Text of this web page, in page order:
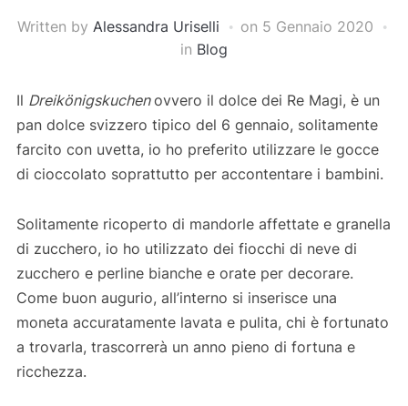
Written by Alessandra Uriselli on 5 Gennaio 2020
in Blog
Il Dreikönigskuchenovvero il dolce dei Re Magi, è un
pan dolce svizzero tipico del 6 gennaio, solitamente
farcito con uvetta, io ho preferito utilizzare le gocce
di cioccolato soprattutto per accontentare i bambini.
Solitamente ricoperto di mandorle affettate e granella
di zucchero, io ho utilizzato dei fiocchi di neve di
zucchero e perline bianche e orate per decorare.
Come buon augurio, all’interno si inserisce una
moneta accuratamente lavata e pulita, chi è fortunato
a trovarla, trascorrerà un anno pieno di fortuna e
ricchezza.